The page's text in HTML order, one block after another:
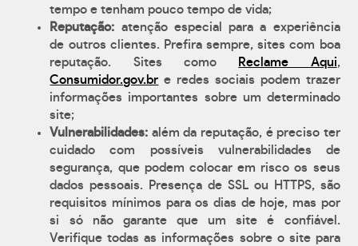
tempo e tenham pouco tempo de vida;
Reputação: atenção especial para a experiência
de outros clientes. Prefira sempre, sites com boa
reputação. Sites como
Reclame Aqui,
Consumidor.gov.br e redes sociais podem trazer
informações importantes sobre um determinado
site;
Vulnerabilidades: além da reputação, é preciso ter
cuidado com possíveis vulnerabilidades de
segurança, que podem colocar em risco os seus
dados pessoais. Presença de SSL ou HTTPS, são
requisitos mínimos para os dias de hoje, mas por
si só não garante que um site é confiável.
Verifique todas as informações sobre o site para